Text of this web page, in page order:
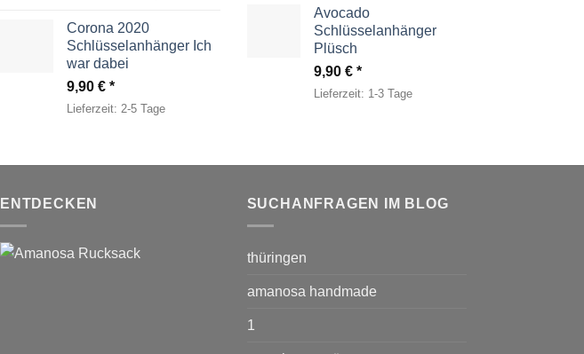
Corona 2020
Schlüsselanhänger Ich
war dabei
9,90 €
Lieferzeit: 2-5 Tage
Avocado
Schlüsselanhänger
Plüsch
9,90 €
Lieferzeit: 1-3 Tage
ENTDECKEN SUCHANFRAGEN IM BLOG
thüringen
amanosa handmade
1